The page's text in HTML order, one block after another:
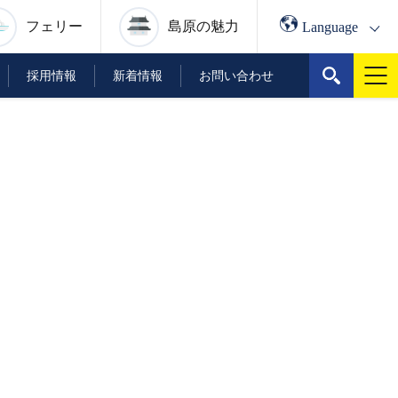
フェリー 島原の魅力 Language
採用情報 新着情報 お問い合わせ